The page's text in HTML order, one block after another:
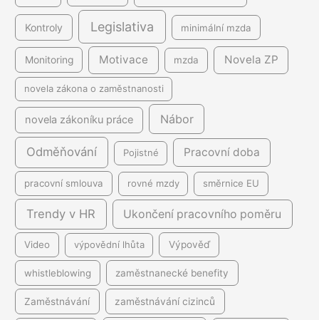
Kontroly Legislativa minimální mzda
Monitoring Motivace mzda Novela ZP
novela zákona o zaměstnanosti
novela zákoníku práce Nábor
Odměňování Pojistné Pracovní doba
pracovní smlouva rovné mzdy směrnice EU
Trendy v HR Ukončení pracovního poměru
Video výpovědní lhůta Výpověď
whistleblowing zaměstnanecké benefity
Zaměstnávání zaměstnávání cizinců